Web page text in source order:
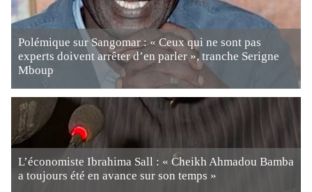
Polémique sur Sangomar : « Ceux qui ne sont pas
experts doivent arrêter d’en parler », tranche Serigne
Mboup
L’économiste Ibrahima Sall : « Cheikh Ahmadou Bamba
a toujours été en avance sur son temps »